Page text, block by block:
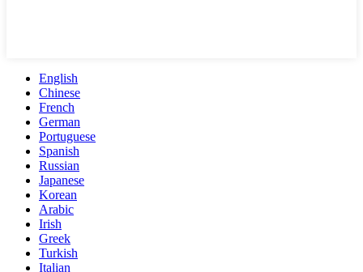
English
Chinese
French
German
Portuguese
Spanish
Russian
Japanese
Korean
Arabic
Irish
Greek
Turkish
Italian